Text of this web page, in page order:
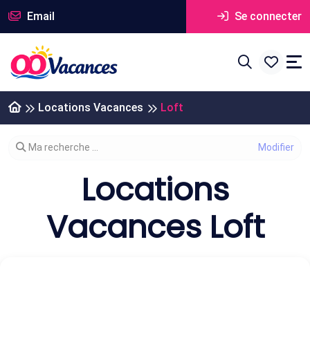
Email Se connecter
Locations Vacances Loft
Modifier votre recherche
Ma recherche ...
Locations
Vacances Loft